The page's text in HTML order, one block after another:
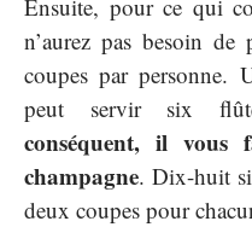
Ensuite, pour ce qui
n’aurez pas besoin
coupes par personne.
peut servir six
conséquent, il vous
champagne. Dix-huit
deux coupes pour